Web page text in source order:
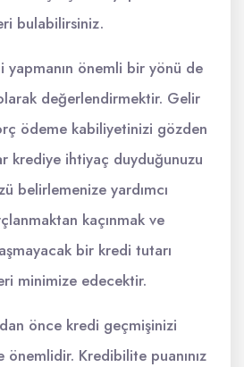
bulabilirsiniz.
önemli bir yönü de
değerlendirmektir. Gelir
ödeme kabiliyetinizi gözden
krediye ihtiyaç duyduğunuzu
belirlemenize yardımcı
kaçınmak ve
bir kredi tutarı
minimize edecektir.
önce kredi geçmişinizi
Kredibilite puanınız